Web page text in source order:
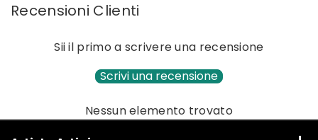
Recensioni Clienti
Sii il primo a scrivere una recensione
Scrivi una recensione
Nessun elemento trovato